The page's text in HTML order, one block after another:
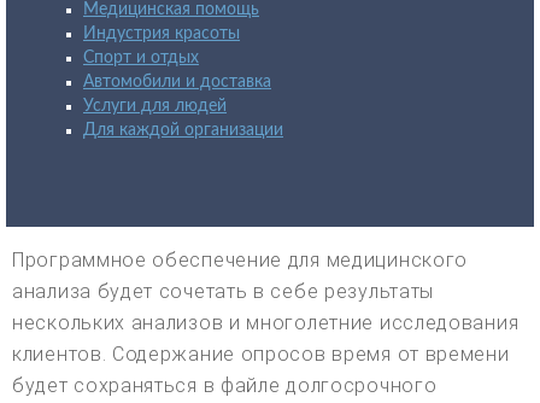
Медицинская помощь
Индустрия красоты
Спорт и отдых
Автомобили и доставка
Услуги для людей
Для каждой организации
Программное обеспечение для медицинского
анализа будет сочетать в себе результаты
нескольких анализов и многолетние исследования
клиентов. Содержание опросов время от времени
будет сохраняться в файле долгосрочного